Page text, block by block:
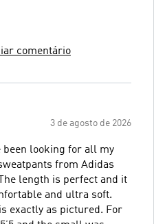
comentário
3 de agosto de 2026
been looking for all my
from Adidas
and ultra soft.
exactly as pictured. For